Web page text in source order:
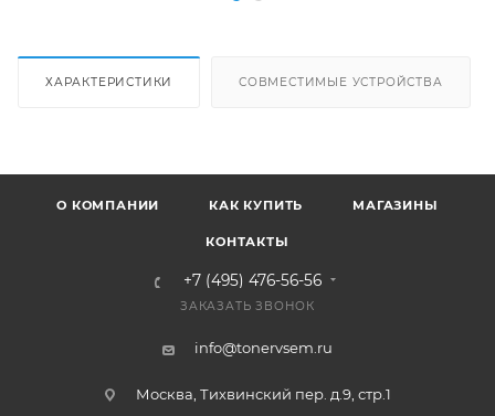
ХАРАКТЕРИСТИКИ СОВМЕСТИМЫЕ УСТРОЙСТВА
О КОМПАНИИ КАК КУПИТЬ МАГАЗИНЫ
КОНТАКТЫ
+7 (495) 476-56-56
ЗАКАЗАТЬ ЗВОНОК
info@tonervsem.ru
Москва, Тихвинский пер. д.9, стр.1